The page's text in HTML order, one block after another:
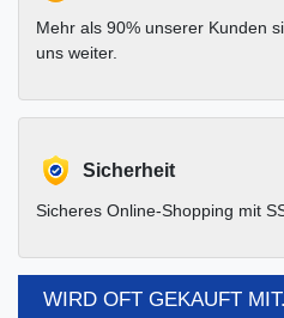
Mehr als 90% unserer Kunden
uns weiter.
Sicherheit
Sicheres Online-Shopping mit
WIRD OFT GEKAUFT